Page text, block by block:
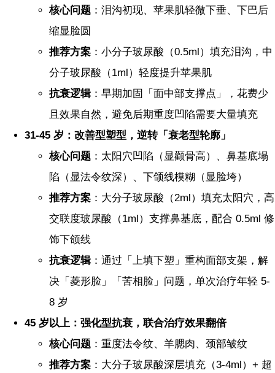
核心问题 ：泪沟初现、苹果肌轻微下垂、下巴后
缩显脸圆
推荐方案 ：小分子玻尿酸（0.5ml）填充泪沟，中
分子玻尿酸（1ml）轻度提升苹果肌
抗衰逻辑：早期加固「面中部支撑点」，花费少
且效果自然，避免后期重度凹陷需要大量填充
31-45 岁：改善型塑型，逆转「衰老型轮廓」
核心问题 ：太阳穴凹陷（显颧骨高）、鼻基底塌
陷（显法令纹深）、下颌线模糊（显脸垮）
推荐方案 ：大分子玻尿酸（2ml）填充太阳穴，高
交联度玻尿酸（1ml）支撑鼻基底，配合 0.5ml 修
饰下颌线
抗衰逻辑：通过「上填下塑」重构面部支架，解
决「菱形脸」「苦相脸」问题，单次治疗年轻 5-
8 岁
45 岁以上：强化型抗衰，联合治疗效果翻倍
核心问题 ：重度法令纹、羊腮肉、颈部皱纹
推荐方案 ：大分子玻尿酸深层填充（3-4ml）+ 超